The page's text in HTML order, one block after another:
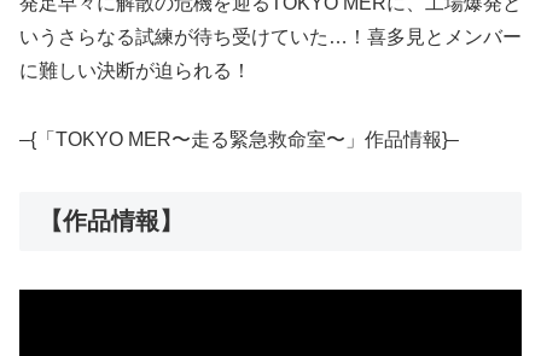
いうさらなる試練が待ち受けていた…！喜多見とメンバー
に難しい決断が迫られる！
–{「TOKYO MER〜走る緊急救命室〜」作品情報}–
【作品情報】